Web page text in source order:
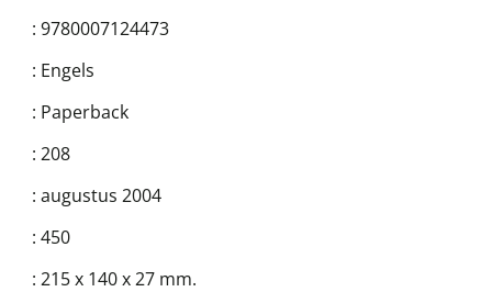
: 9780007124473
: Engels
: Paperback
: 208
: augustus 2004
: 450
: 215 x 140 x 27 mm.